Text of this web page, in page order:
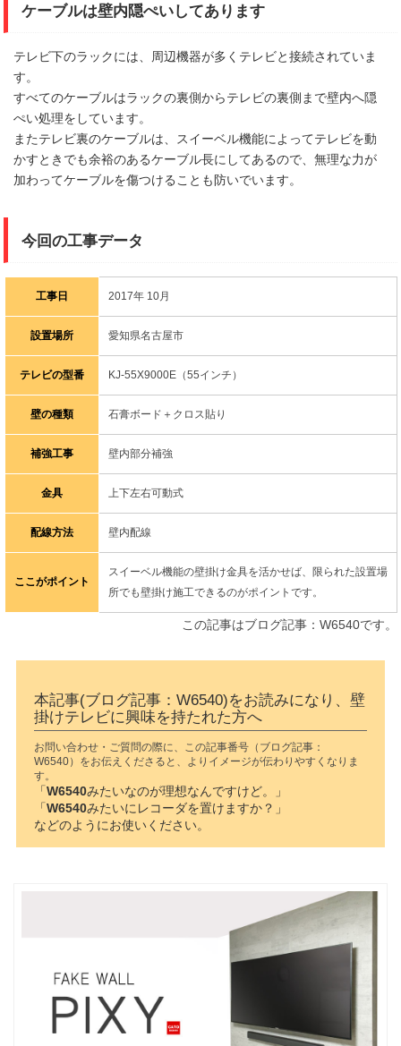
ケーブルは壁内隠ぺいしてあります
テレビ下のラックには、周辺機器が多くテレビと接続されていま
す。
すべてのケーブルはラックの裏側からテレビの裏側まで壁内へ隠
ぺい処理をしています。
またテレビ裏のケーブルは、スイーベル機能によってテレビを動
かすときでも余裕のあるケーブル長にしてあるので、無理な力が
加わってケーブルを傷つけることも防いでいます。
今回の工事データ
工事日 2017年 10月
設置場所 愛知県名古屋市
テレビの型番 KJ-55X9000E（55インチ）
壁の種類 石膏ボード＋クロス貼り
補強工事 壁内部分補強
金具 上下左右可動式
配線方法 壁内配線
ここがポイント
スイーベル機能の壁掛け金具を活かせば、限られた設置場
所でも壁掛け施工できるのがポイントです。
この記事はブログ記事：W6540です。
本記事(ブログ記事：W6540)をお読みになり、壁
掛けテレビに興味を持たれた方へ
お問い合わせ・ご質問の際に、この記事番号（ブログ記事：
W6540）をお伝えくださると、よりイメージが伝わりやすくなりま
す。
「W6540みたいなのが理想なんですけど。」
「W6540みたいにレコーダを置けますか？」
などのようにお使いください。